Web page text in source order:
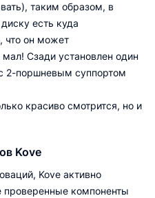
таким образом, в
есть куда
что он может
Сзади установлен один
2-поршневым суппортом
красиво смотрится, но и
Kove
Kove активно
проверенные компоненты